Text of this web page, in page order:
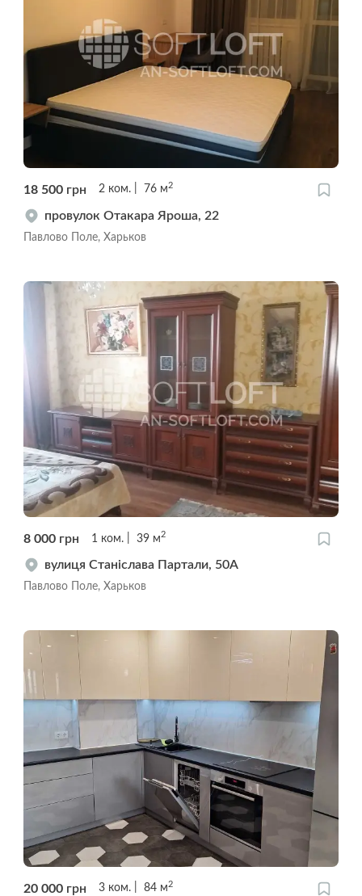
18 500 грн 2 ком. 76 м 2
провулок Отакара Яроша, 22
Павлово Поле, Харьков
8 000 грн 1 ком. 39 м2
вулиця Станіслава Партали, 50А
Павлово Поле, Харьков
20 000 грн 3 ком. 84 м 2